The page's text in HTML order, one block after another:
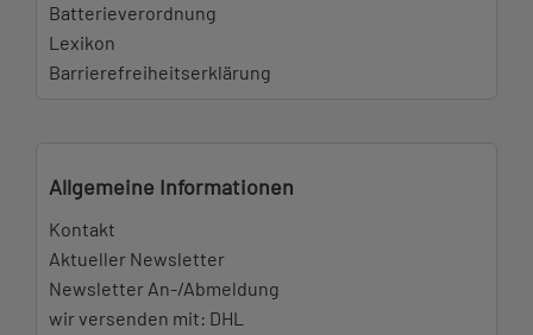
Batterieverordnung
Lexikon
Barrierefreiheitserklärung
Allgemeine Informationen
Kontakt
Aktueller Newsletter
Newsletter An-/Abmeldung
wir versenden mit: DHL